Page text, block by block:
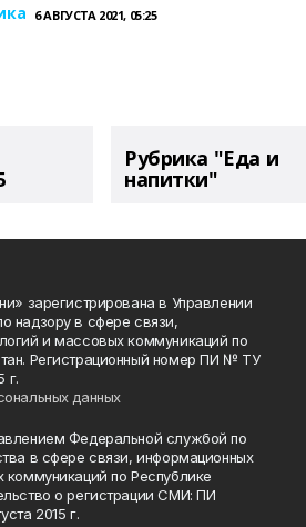
6 АВГУСТА 2021, 05:25
Рубрика "Еда и
напитки"
зарегистрирована в Управлении
надзору в сфере связи,
и массовых коммуникаций по
Регистрационный номер ПИ № ТУ
г.
данных
Федеральной службой по
в сфере связи, информационных
коммуникаций по Республике
о регистрации СМИ: ПИ
2015 г.